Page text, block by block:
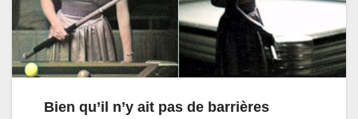
Bien qu’il n’y ait pas de barrières